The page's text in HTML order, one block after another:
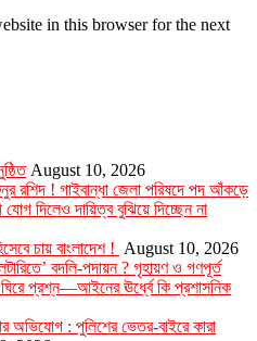
in this browser for the next
August 10, 2026
রশিদ ! গাইবান্ধা জেলা পরিষদে পদ আঁকড়ে
দিলেও দায়িত্ব বুঝিয়ে দিচ্ছেন না
চায় বাংলাদেশ ! August 10, 2026
বদলি-পদায়ন ? গৃহায়ণ ও গণপূর্ত
ঘিরে প্রশ্ন—আইনের ঊর্ধ্বে কি প্রশাসনিক
অভিযোগ : পুলিশের ভেতর-বাইরে কারা